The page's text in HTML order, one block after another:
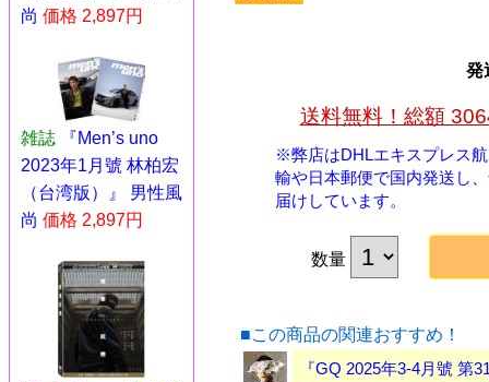
尚 価格 2,897円
雑誌
『Men’s uno
2023年1月號 林柏宏
（台湾版）』 男性風
尚 価格 2,897円
発
送料無料！総額
※弊店はDHLエキスプレス
輸や日本郵便で国内発送し
届けしています。
数量
■この商品の関連おすすめ！
『GQ 2025年3-4月號 第